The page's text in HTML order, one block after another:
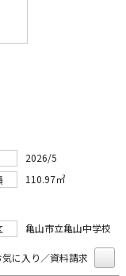
2026/5
110.97㎡
亀山市立亀山中学校
気に入り／資料請求